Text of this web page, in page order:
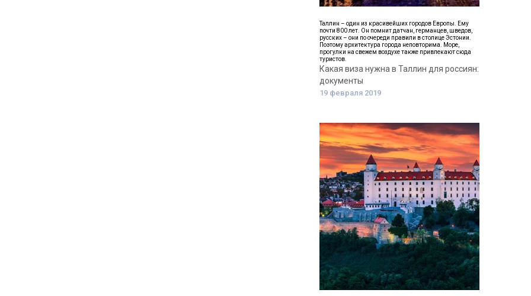
Таллин – один из красивейших городов Европы. Ему
почти 800 лет. Он помнит датчан, германцев, шведов,
русских – они по очереди правили в столице Эстонии.
Поэтому архитектура города неповторима. Море,
прогулки на свежем воздухе также привлекают сюда
туристов.
Какая виза нужна в Таллин для россиян:
документы
19 февраля 2019